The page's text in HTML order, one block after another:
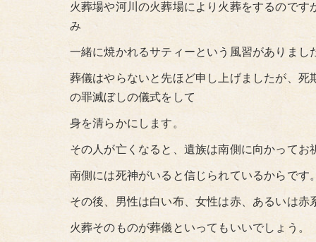
火葬場や河川の火葬場により火葬をするので
み
一緒に焼かれるサティーという風習がありま
葬儀はやらないと先ほど申し上げましたが、
の罪滅ぼしの儀式をして
身を清らかにします。
その人が亡くなると、遺族は南側に向かってお
南側には死神がいると信じられているからです
その後、男性は白い布、女性は赤、あるいは
火葬そのものが葬儀といってもいいでしょう。